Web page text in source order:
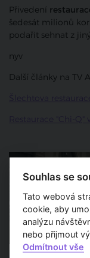
Přivedení
šedesát milionů
podařit sehnat z
nyv
Další články na TV
Šlechtova
Restaurace "Chi-
Souhlas se
Tato webová
cookie, aby
analýzu
nebo přijmout
Odmítnout vše